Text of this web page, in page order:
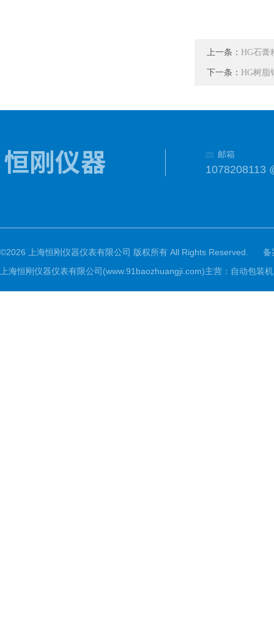
上一条： HG石膏
下一条： HG树脂
邮箱
1078208113
©2026 上海恒刚仪器仪表有限公司 版权所有 All Rights Reserved.
备
上海恒刚仪器仪表有限公司(www.91baozhuangji.com)主营：自动包